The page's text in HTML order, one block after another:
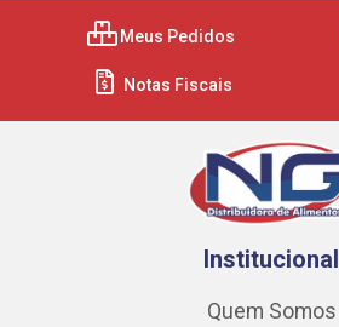
Meus Pedidos
Notas Fiscais
Institucional
Quem Somos